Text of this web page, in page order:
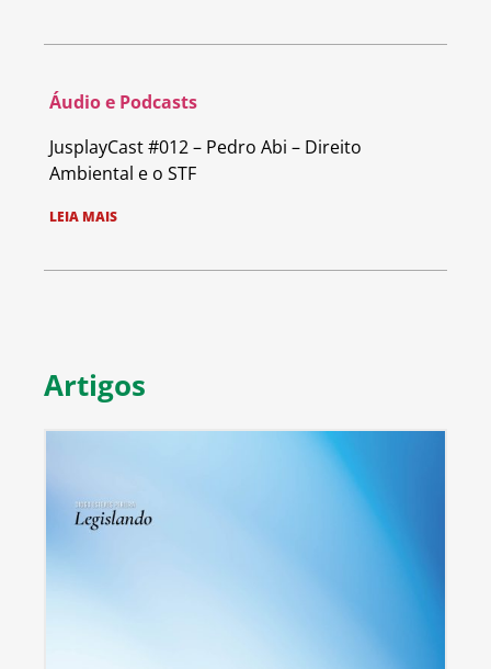
Áudio e Podcasts
JusplayCast #012 – Pedro Abi – Direito
Ambiental e o STF
LEIA MAIS
Artigos